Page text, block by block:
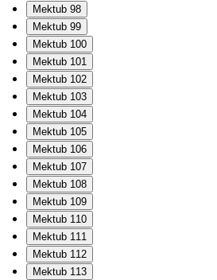
Mektub 98
Mektub 99
Mektub 100
Mektub 101
Mektub 102
Mektub 103
Mektub 104
Mektub 105
Mektub 106
Mektub 107
Mektub 108
Mektub 109
Mektub 110
Mektub 111
Mektub 112
Mektub 113